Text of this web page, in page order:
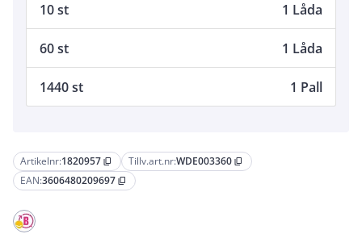
Artikelnr:1820957 content_copy Tillv.art.nr:WDE003360 content_copy
EAN:3606480209697 content_copy
10 st 1 Låda
60 st 1 Låda
1440 st 1 Pall